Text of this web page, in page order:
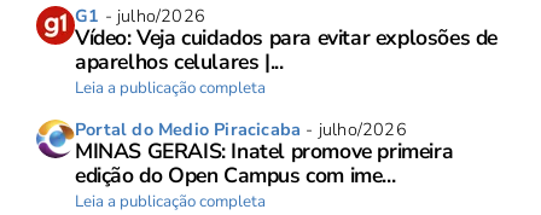
G1 - julho/2026
Vídeo: Veja cuidados para evitar explosões de
aparelhos celulares |...
Leia a publicação completa
Portal do Medio Piracicaba - julho/2026
MINAS GERAIS: Inatel promove primeira
edição do Open Campus com ime...
Leia a publicação completa